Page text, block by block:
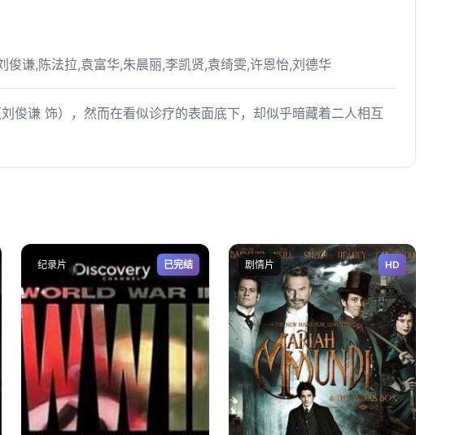
俊谦,陈法拉,袁富华,朱晨丽,李凯贤,袁绮雯,许恩怡,刘德华
谦 饰），然而在看似诊疗的表面底下，却似乎暗藏着二人相互
纪录片 已完结 剧情片 HD